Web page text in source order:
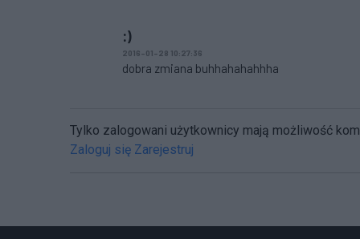
:)
2016-01-28 10:27:36
dobra zmiana buhhahahahhha
Tylko zalogowani użytkownicy mają możliwość
Zaloguj się Zarejestruj